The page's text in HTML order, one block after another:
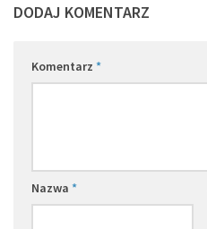
DODAJ KOMENTARZ
Komentarz *
Nazwa *